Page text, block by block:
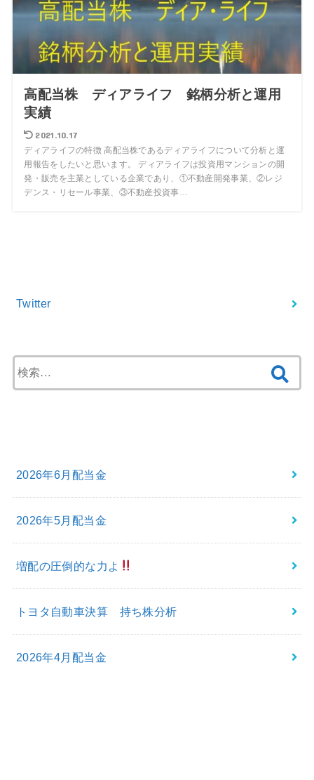
高配当株 ディアライフ 銘柄分析と運用
実績
2021.10.17
ディアライフの特徴 高配当株であるディアライフについて分析と運
用報告をしたいと思います。 ディアライフは投資用マンションの開
発・販売を主業としている企業であり、①不動産開発事業、②レジ
デンス・リセール事業、③不動産投資事…
Twitter
索:
2026年6月配当金
2026年5月配当金
増配の圧倒的な力よ
トヨタ自動車決算 持ち株分析
2026年4月配当金